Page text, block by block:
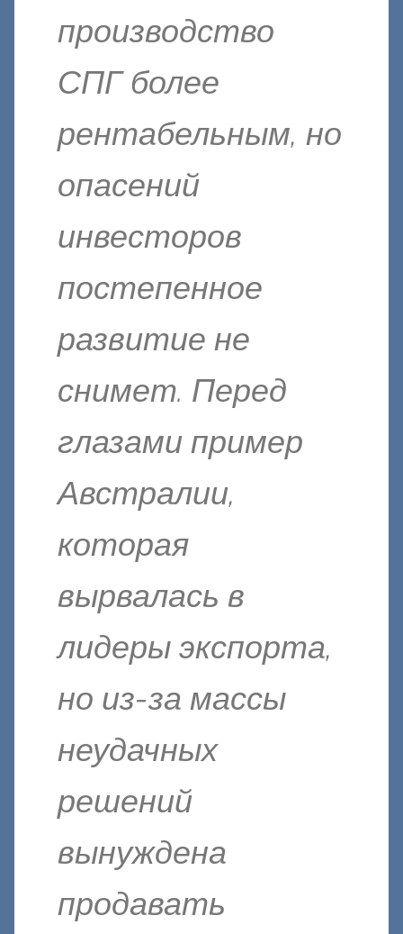
производство
СПГ более
рентабельным, но
опасений
инвесторов
постепенное
развитие не
снимет. Перед
глазами пример
Австралии,
которая
вырвалась в
лидеры экспорта,
но из-за массы
неудачных
решений
вынуждена
продавать